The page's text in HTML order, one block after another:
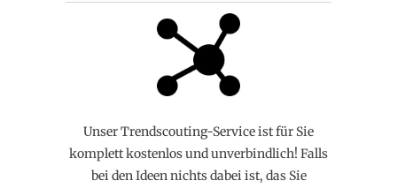
Unser Trendscouting-Service ist für Sie
komplett kostenlos und unverbindlich! Falls
bei den Ideen nichts dabei ist, das Sie